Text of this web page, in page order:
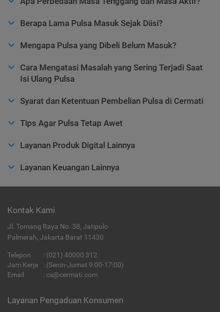
Berapa Lama Pulsa Masuk Sejak Diisi?
Mengapa Pulsa yang Dibeli Belum Masuk?
Cara Mengatasi Masalah yang Sering Terjadi Saat
Isi Ulang Pulsa
Syarat dan Ketentuan Pembelian Pulsa di Cermati
Tips Agar Pulsa Tetap Awet
Layanan Produk Digital Lainnya
Layanan Keuangan Lainnya
Kontak Kami
Jl. Tomang Raya No. 38, Jatipulo
Palmerah, Jakarta Barat 11430
Telepon : (021) 40000 312
Jam Kerja
: (Senin-Jumat 9:00-17:00)
Email
: cs@cermati.com
Layanan Pengaduan Konsumen